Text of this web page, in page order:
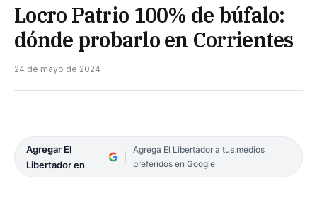
Locro Patrio 100% de búfalo:
dónde probarlo en Corrientes
24 de mayo de 2024
Agregar El
Libertador en
Agrega El Libertador a tus medios
preferidos en Google